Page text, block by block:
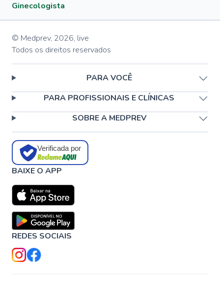
Ginecologista
© Medprev, 2026, live
Todos os direitos reservados
PARA VOCÊ
PARA PROFISSIONAIS E CLÍNICAS
SOBRE A MEDPREV
Verificada por
BAIXE O APP
REDES SOCIAIS